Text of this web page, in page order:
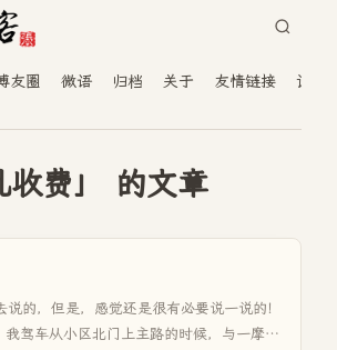
友圈 微语 归档 关于 友情链接 读者
收费」 的文章
说的，但是，感觉还是很有必要说一说的！
驾车从小区北门上主路的时候，与一摩托